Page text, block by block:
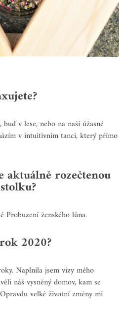
v lese, nebo na naší úžasné
v intuitivním tanci, který přímo
aktuálně rozečtenou
Probuzení ženského lůna.
2020?
Naplnila jsem vizy mého
náš vysněný domov, kam se
velké životní změny mi